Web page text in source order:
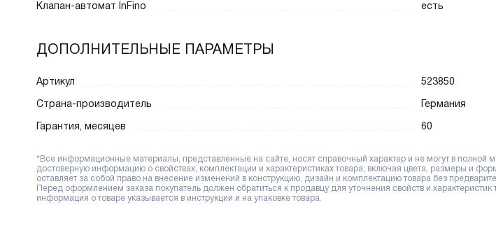
Клапан-автомат InFino есть
ДОПОЛНИТЕЛЬНЫЕ ПАРАМЕТРЫ
Артикул
523850
Страна-производитель
Германия
Гарантия, месяцев
60
*Все информационные материалы, представленные на сайте, носят справочный характер и не могут в полной
достоверную информацию о свойствах, комплектации и характеристиках товара, включая цвета, размеры и
оставляет за собой право на внесение изменений в конструкцию, дизайн и комплектацию товара без
Перед оформлением заказа покупатель должен обратиться к продавцу для уточнения свойств и характеристик
информация о товаре указывается в инструкции и на упаковке товара.